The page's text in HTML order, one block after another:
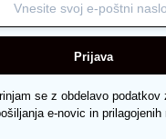
ni na zalogi in ni na
Prijava
se z obdelavo podatkov
e-novic in prilagojenih